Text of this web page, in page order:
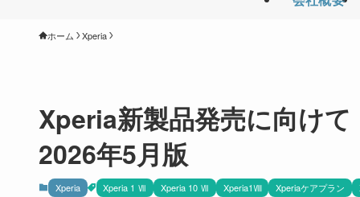
ホーム Xperia
Xperia新製品発売に向け
2026年5月版
Xperia Xperia 1 Ⅶ Xperia 10 Ⅶ Xperia1Ⅷ Xperiaケアプラン